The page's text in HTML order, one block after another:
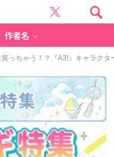
作者名
っちゃう！？『A3!』キャラク